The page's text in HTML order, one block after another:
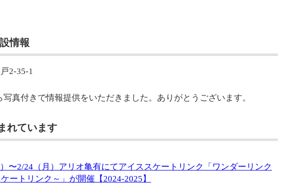
情報
2-35-1
真付きで情報提供をいただきました。ありがとうございます。
れています
〜2/24（月）アリオ亀有にてアイススケートリンク「ワンダーリンク
ートリンク～」が開催【2024-2025】